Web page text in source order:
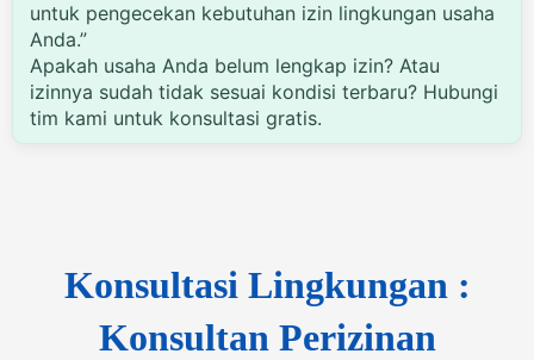
untuk pengecekan kebutuhan izin lingkungan usaha
Anda.”
Apakah usaha Anda belum lengkap izin? Atau
izinnya sudah tidak sesuai kondisi terbaru? Hubungi
tim kami untuk konsultasi gratis.
Konsultasi Lingkungan :
Konsultan Perizinan